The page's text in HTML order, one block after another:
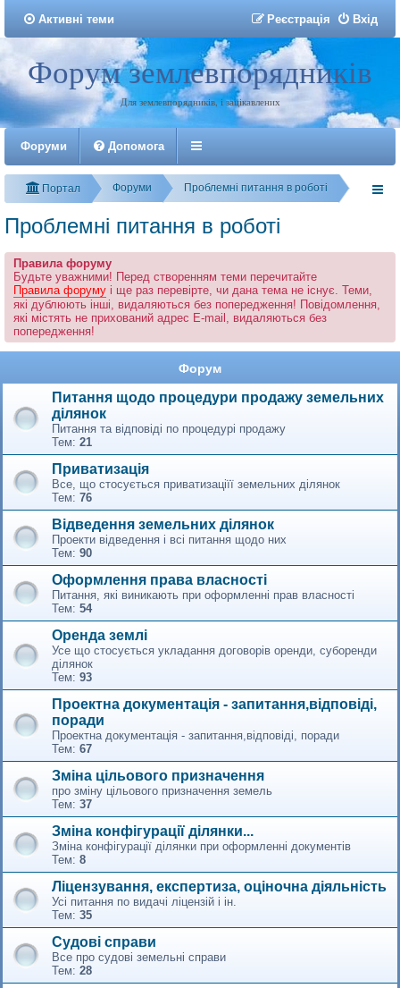
Активні теми Вхід
Реєстрація
Реєстрація
Форум землевпорядників
Для землевпорядників, і зацікавлених
Форуми Допомога
Портал Форуми Проблемні питання в роботі
Проблемні питання в роботі
Правила форуму
Будьте уважними! Перед створенням теми перечитайте
Правила форуму і ще раз перевірте, чи дана тема не існує. Теми,
які дублюють інші, видаляються без попередження! Повідомлення,
які містять не прихований адрес E-mail, видаляються без
попередження!
Форум
Питання щодо процедури продажу земельних
ділянок
Питання та відповіді по процедурі продажу
Тем: 21
Приватизація
Все, що стосується приватизаціїї земельних ділянок
Тем: 76
Відведення земельних ділянок
Проекти відведення і всі питання щодо них
Тем: 90
Оформлення права власності
Питання, які виникають при оформленні прав власності
Тем: 54
Оренда землі
Усе що стосується укладання договорів оренди, суборенди
ділянок
Тем: 93
Проектна документація - запитання,відповіді,
поради
Проектна документація - запитання,відповіді, поради
Тем: 67
Зміна цільового призначення
про зміну цільового призначення земель
Тем: 37
Зміна конфігурації ділянки...
Зміна конфігурації ділянки при оформленні документів
Тем: 8
Ліцензування, експертиза, оціночна діяльність
Усі питання по видачі ліцензій і ін.
Тем: 35
Судові справи
Все про судові земельні справи
Тем: 28